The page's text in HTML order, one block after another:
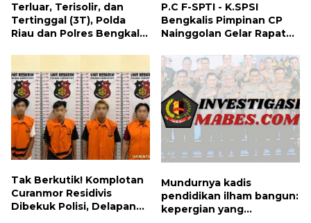
Terluar, Terisolir, dan
Tertinggal (3T), Polda
Riau dan Polres Bengkalis
Kesehatan Gratis, hingga
Dialog Kebangsaan di
Rupat
P.C F-SPTI - K.SPSI
Bengkalis Pimpinan CP
Nainggolan Gelar Rapat
dan Ranting Khusus
Tak Berkutik! Komplotan
Curanmor Residivis
Dibekuk Polisi, Delapan
Mundurnya kadis
pendidikan ilham bangun:
kepergian yang